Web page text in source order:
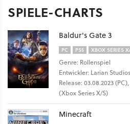
SPIELE-CHARTS
Baldur's Gate 3
PC PS5 XBOX SERIES
Genre: Rollenspiel
Entwickler: Larian Studios
Release: 03.08.2023 (PC),
(Xbox Series X/S)
Minecraft